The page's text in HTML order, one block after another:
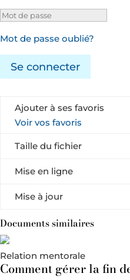
Mot de passe oublié?
Se connecter
Ajouter à ses favoris
Voir vos favoris
Taille du fichier
Mise en ligne
Mise à jour
Documents similaires
Relation mentorale
Comment gérer la fin